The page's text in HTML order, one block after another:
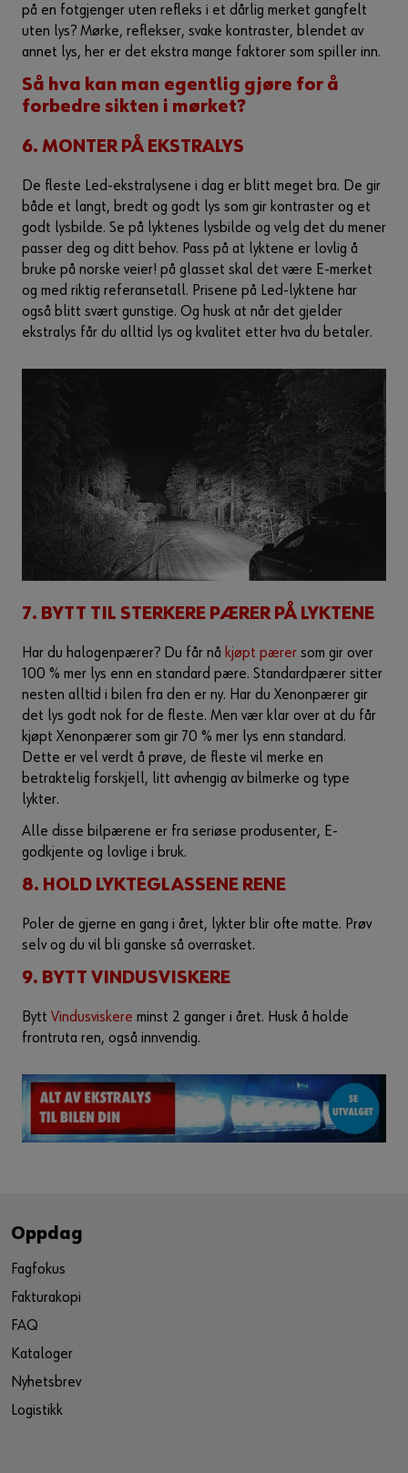
på en fotgjenger uten refleks i et dårlig merket gangfelt
uten lys? Mørke, reflekser, svake kontraster, blendet av
annet lys, her er det ekstra mange faktorer som spiller inn.
Så hva kan man egentlig gjøre for å
forbedre sikten i mørket?
6. MONTER PÅ EKSTRALYS
De fleste Led-ekstralysene i dag er blitt meget bra. De gir
både et langt, bredt og godt lys som gir kontraster og et
godt lysbilde. Se på lyktenes lysbilde og velg det du mener
passer deg og ditt behov. Pass på at lyktene er lovlig å
bruke på norske veier! på glasset skal det være E-merket
og med riktig referansetall. Prisene på Led-lyktene har
også blitt svært gunstige. Og husk at når det gjelder
ekstralys får du alltid lys og kvalitet etter hva du betaler.
7. BYTT TIL STERKERE PÆRER PÅ LYKTENE
Har du halogenpærer? Du får nå kjøpt pærer som gir over
100 % mer lys enn en standard pære. Standardpærer sitter
nesten alltid i bilen fra den er ny. Har du Xenonpærer gir
det lys godt nok for de fleste. Men vær klar over at du får
kjøpt Xenonpærer som gir 70 % mer lys enn standard.
Dette er vel verdt å prøve, de fleste vil merke en
betraktelig forskjell, litt avhengig av bilmerke og type
lykter.
Alle disse bilpærene er fra seriøse produsenter, E-
godkjente og lovlige i bruk.
8. HOLD LYKTEGLASSENE RENE
Poler de gjerne en gang i året, lykter blir ofte matte. Prøv
selv og du vil bli ganske så overrasket.
9. BYTT VINDUSVISKERE
Bytt Vindusviskere minst 2 ganger i året. Husk å holde
frontruta ren, også innvendig.
Oppdag
Fagfokus
Fakturakopi
FAQ
Kataloger
Nyhetsbrev
Logistikk